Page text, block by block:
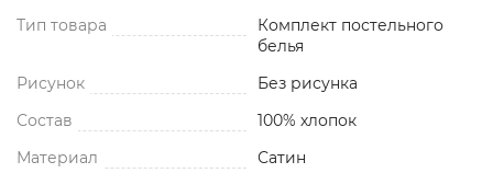
Тип товара
Комплект постельного
белья
Рисунок
Без рисунка
Состав
100% хлопок
Материал
Сатин